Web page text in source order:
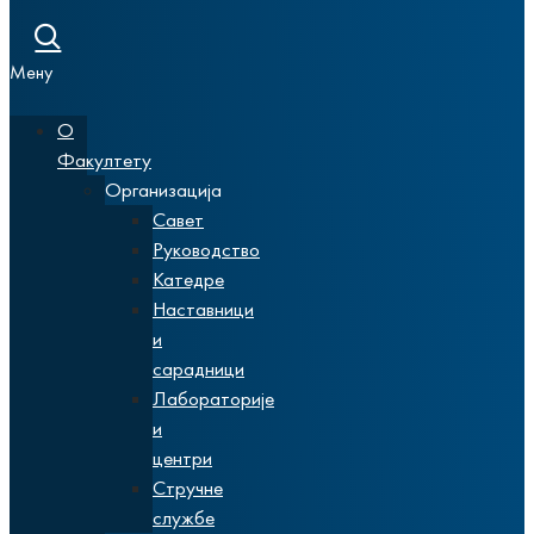
Мену
О
Факултету
Организација
Савет
Руководство
Катедре
Наставници
и
сарадници
Лабораторије
и
центри
Стручне
службе